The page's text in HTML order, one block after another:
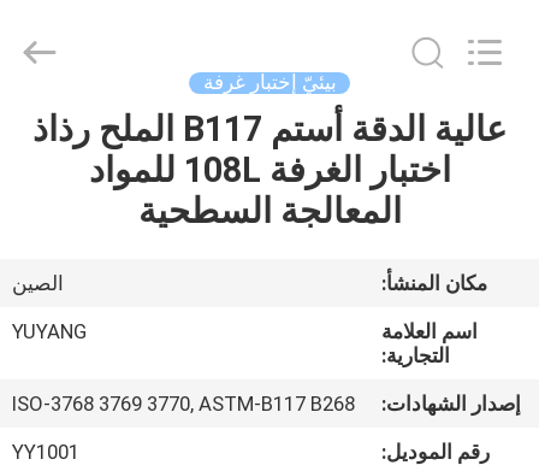
مسكن
عرض
الواقع
الافتراضي
معلومات
INSTRUMENT
Reserved.
بيئيّ إختبار غرفة
عالية الدقة أستم B117 الملح رذاذ
اختبار الغرفة 108L للمواد
المعالجة السطحية
مكان المنشأ:
الصين
اسم العلامة
التجارية:
YUYANG
إصدار الشهادات:
ISO-3768 3769 3770, ASTM-B117 B268
رقم الموديل:
YY1001